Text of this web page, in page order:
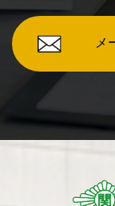
メ